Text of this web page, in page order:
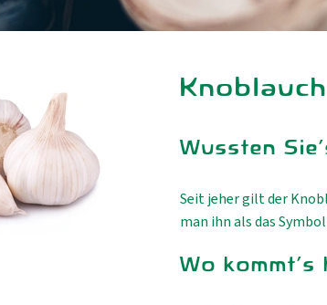
Knoblauch
Wussten
Seit jeher gilt der
man ihn als das
Wo kommt's